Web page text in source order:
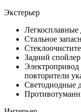
Экстерьер
Стальное
Задний
Электропривод
повторители
Светодиодные